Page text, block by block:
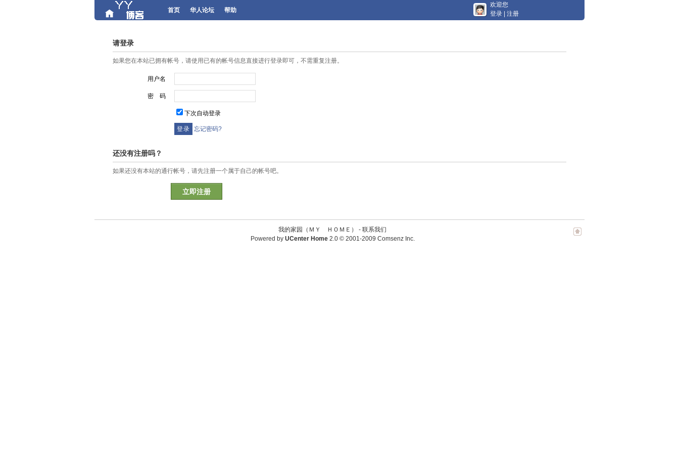
首页 华人论坛 帮助
欢迎您
登录
注册
请登录
如果您在本站已拥有帐号，请使用已有的帐号信息直接进行登录即可，不需重复注册。
用户名
密 码
下次自动登录
忘记密码?
还没有注册吗？
如果还没有本站的通行帐号，请先注册一个属于自己的帐号吧。
立即注册
我的家园（ＭＹ ＨＯＭＥ） - 联系我们
Powered by UCenter Home 2.0© 2001-2009 Comsenz Inc.